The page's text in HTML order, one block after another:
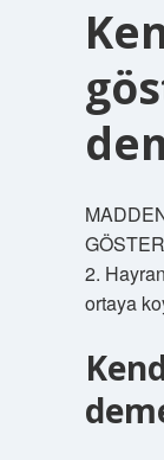
2.
ortaya